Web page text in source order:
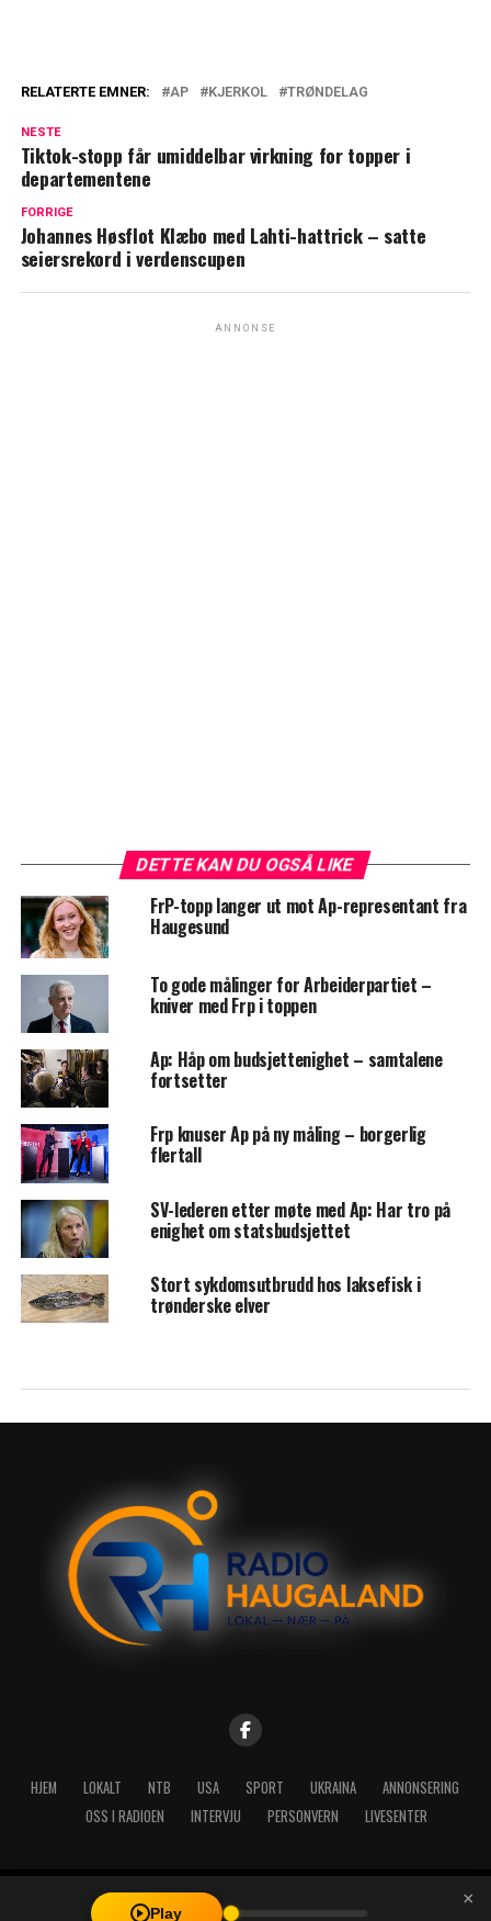
RELATERTE EMNER: AP KJERKOL TRØNDELAG
NESTE
Tiktok-stopp får umiddelbar virkning for topper i
departementene
FORRIGE
Johannes Høsflot Klæbo med Lahti-hattrick – satte
seiersrekord i verdenscupen
ANNONSE
DETTE KAN DU OGSÅ LIKE
FrP-topp langer ut mot Ap-representant fra
Haugesund
To gode målinger for Arbeiderpartiet –
kniver med Frp i toppen
Ap: Håp om budsjettenighet – samtalene
fortsetter
Frp knuser Ap på ny måling – borgerlig
flertall
SV-lederen etter møte med Ap: Har tro på
enighet om statsbudsjettet
Stort sykdomsutbrudd hos laksefisk i
trønderske elver
HJEM LOKALT NTB USA SPORT UKRAINA
ANNONSERING
OSS I RADIOEN
INTERVJU PERSONVERN LIVESENTER
Copyright © 2026 A-Media AS | Radio Haugaland - Haraldsgata 114,
Play
×